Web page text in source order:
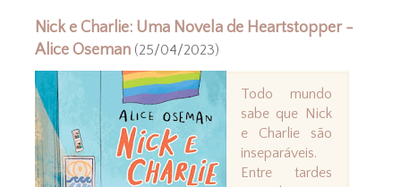
Nick e Charlie: Uma Novela de Heartstopper -
Alice Oseman(25/04/2023)
Todo mundo
sabe que Nick
e Charlie são
inseparáveis.
Entre tardes